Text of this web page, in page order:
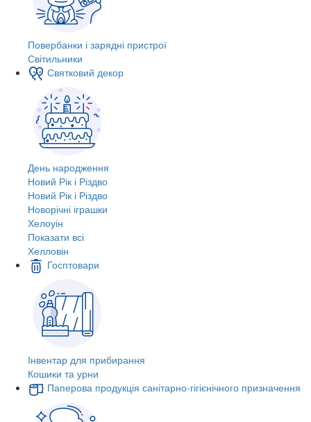
Повербанки і зарядні пристрої
Світильники
Святковий декор
День народження
Новий Рік і Різдво
Новий Рік і Різдво
Новорічні іграшки
Хелоуін
Показати всі
Хелловін
Госптовари
Інвентар для прибирання
Кошики та урни
Паперова продукція санітарно-гігієнічного призначення